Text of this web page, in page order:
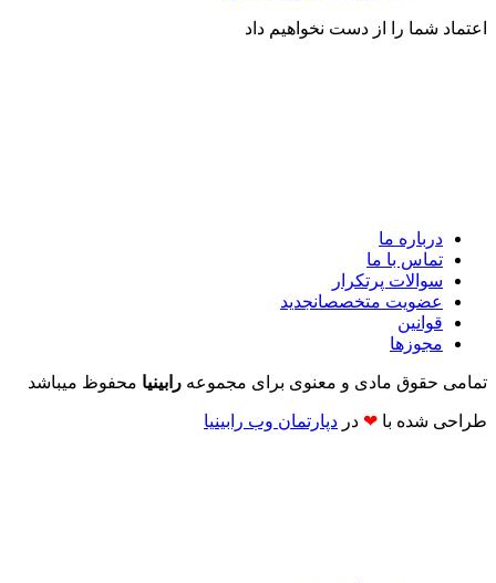
اعتماد شما را از دست نخواهیم داد
درباره ما
تماس با ما
سوالات پرتکرار
عضویت متخصصانجدید
قوانین
مجوزها
تمامی حقوق مادی و معنوی برای مجموعه رابینیا محفوظ میباشد
طراحی شده با ❤ در دپارتمان وب رابینیا​​